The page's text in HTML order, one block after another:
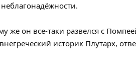
же он все-таки развелся с
историк Плутарх,